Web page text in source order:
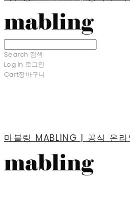
Search 검색
Log In 로그인
Cart장바구니
마블링 MABLING | 공식 온라